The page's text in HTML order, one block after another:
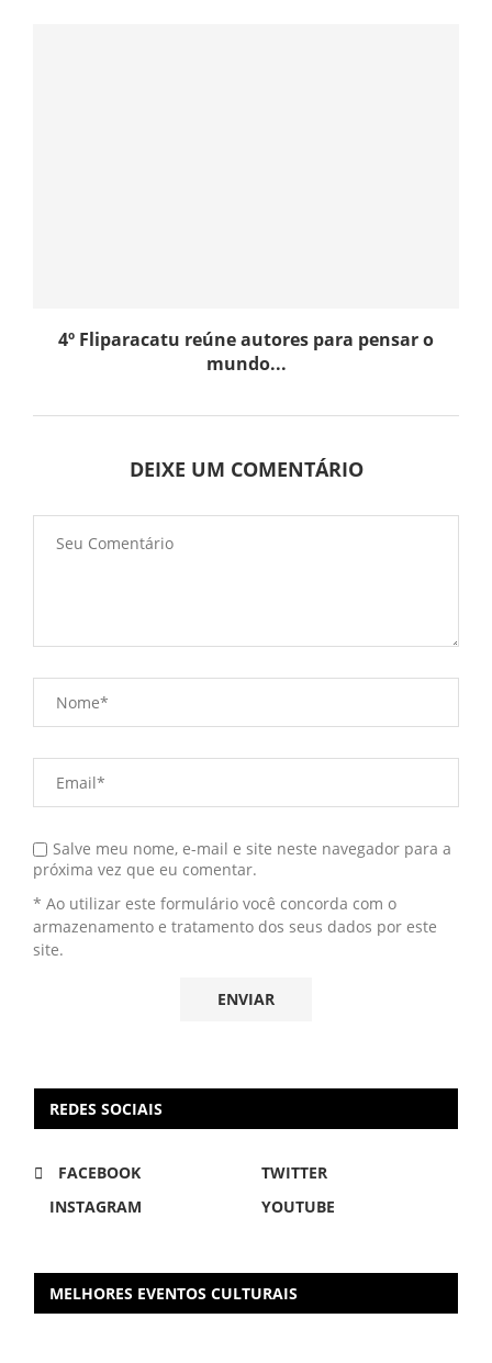
4º Fliparacatu reúne autores para pensar o
mundo...
DEIXE UM COMENTÁRIO
Salve meu nome, e-mail e site neste navegador para a
próxima vez que eu comentar.
* Ao utilizar este formulário você concorda com o
armazenamento e tratamento dos seus dados por este
site.
REDES SOCIAIS
FACEBOOK
TWITTER
INSTAGRAM
YOUTUBE
MELHORES EVENTOS CULTURAIS